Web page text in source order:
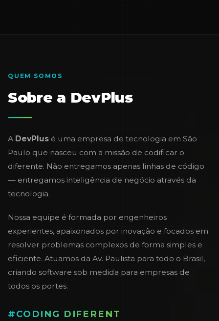
QUEM SOMOS
Sobre a DevPlus
A DevPlus é uma empresa de tecnologia em São
Paulo que nasceu com a missão de codificar o
diferente. Não entregamos apenas linhas de código
— entregamos inteligência de negócio através da
tecnologia.
Nossa equipe é formada por engenheiros
experientes, apaixonados por inovação e focados em
resolver problemas complexos de forma simples e
eficiente. Atuamos da Av. Paulista para todo o Brasil,
criando software sob medida para empresas de
todos os portes.
#CODING DIFERENT